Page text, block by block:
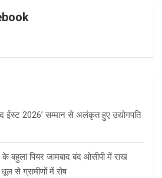
ईस्ट 2026’ सम्मान से अलंकृत हुए उद्योगपति
के बहुला पियर जामबाद बंद ओसीपी में राख
से ग्रामीणों में रोष